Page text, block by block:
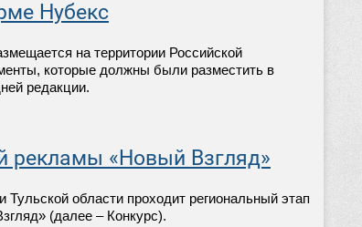
Нубекс
на территории Российской
которые должны были разместить в
редакции.
рекламы «Новый Взгляд»
Тульской области проходит региональный этап
(далее – Конкурс).